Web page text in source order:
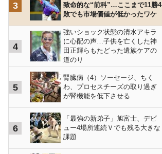
3
致命的な“前科”…ここまで11勝4
敗でも市場価値が低かったワケ
4
強いショック状態の清水アキラ
に心配の声…子供を亡くした神
田正輝らもたどった遺族ケアの
道のり
5
腎臓病（4）ソーセージ、ちく
わ、プロセスチーズの取り過ぎ
が腎機能を低下させる
6
「最強の新弟子」旭富士、デビ
ュー4場所連続Ｖでも残る大きな
課題